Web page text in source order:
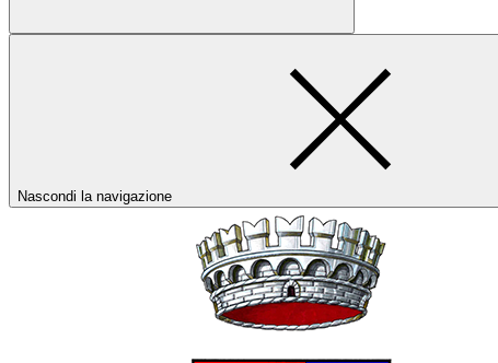
Nascondi la navigazione